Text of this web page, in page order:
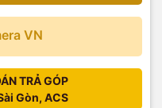
VN
TRẢ GÓP
Gòn, ACS